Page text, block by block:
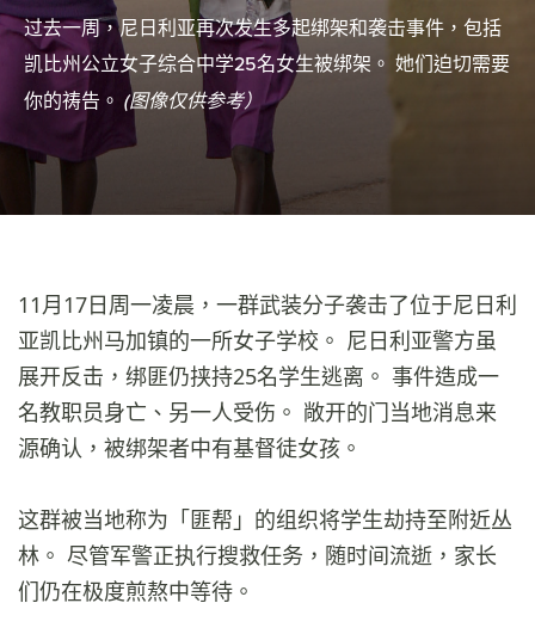
过去一周，尼日利亚再次发生多起绑架和袭击事件，包括
凯比州公立女子综合中学25名女生被绑架。 她们迫切需要
你的祷告。 (图像仅供参考）
11月17日周一凌晨，一群武装分子袭击了位于尼日利
亚凯比州马加镇的一所女子学校。 尼日利亚警方虽
展开反击，绑匪仍挟持25名学生逃离。 事件造成一
名教职员身亡、另一人受伤。 敞开的门当地消息来
源确认，被绑架者中有基督徒女孩。
这群被当地称为「匪帮」的组织将学生劫持至附近丛
林。 尽管军警正执行搜救任务，随时间流逝，家长
们仍在极度煎熬中等待。